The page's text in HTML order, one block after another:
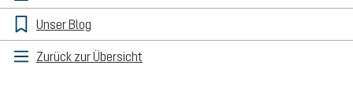
Unser Blog
Zurück zur Übersicht